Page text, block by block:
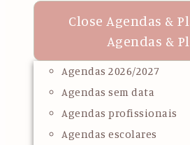
Close Agendas &
Agendas &
Agendas 2026/2027
Agendas sem data
Agendas profissionais
Agendas escolares